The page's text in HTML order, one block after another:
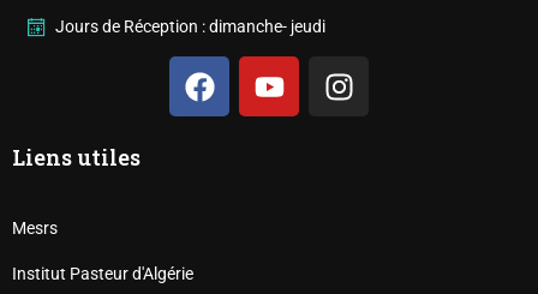
Jours de Réception : dimanche- jeudi
Liens utiles
Mesrs
Institut Pasteur d'Algérie